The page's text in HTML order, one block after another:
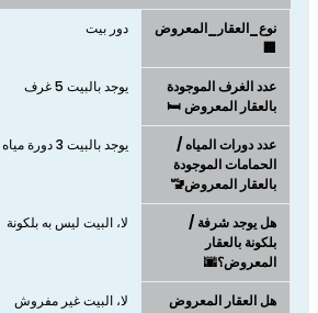
نوع_العقار_المعروض
🏢
دور بيت
عدد الغرف الموجودة
بالعقار المعروض 🛏️
يوجد بالبيت 5 غرف
عدد دورات المياه /
الحمامات الموجودة
بالعقار المعروض🚾
يوجد بالبيت 3 دورة مياه
هل يوجد شرفة /
بلكونة بالعقار
المعروض؟🌆
لا، البيت ليس به بلكونة
هل العقار المعروض
لا، البيت غير مفروش